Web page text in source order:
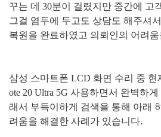
꾸는 데 30분이 걸렸지만 중간에 고
그걸 염두에 두고도 상담도 해주셔
복원을 완료하였고 의뢰인의 어려
삼성 스마트폰 LCD 화면 수리 중 현
ote 20 Ultra 5G 사용하면서 완벽하
래서 부득이하게 검색을 통해 아래
려움을 해결한 사례가 있습니다.